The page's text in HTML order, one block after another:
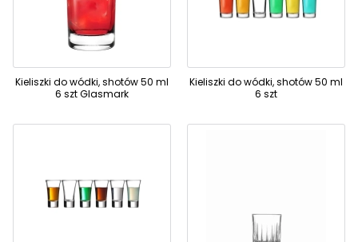
Kieliszki do wódki, shotów 50 ml
6 szt Glasmark
Kieliszki do wódki, shotów 50 ml
6 szt